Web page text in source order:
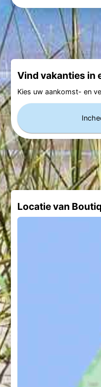
Vind vakanties in
Kies uw aankomst- en
Locatie van